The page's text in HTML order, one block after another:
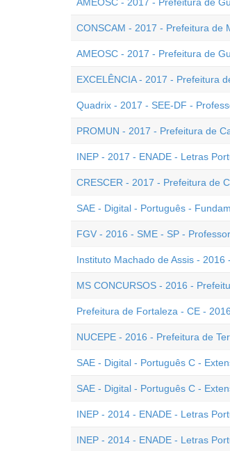
CONSCAM - 2017 - Prefeitura de
AMEOSC - 2017 - Prefeitura de
EXCELÊNCIA - 2017 - Prefeitura
Quadrix - 2017 - SEE-DF -
PROMUN - 2017 - Prefeitura de
INEP - 2017 - ENADE - Letras
CRESCER - 2017 - Prefeitura de
SAE - Digital - Português -
FGV - 2016 - SME - SP -
Instituto Machado de Assis -
MS CONCURSOS - 2016 -
Prefeitura de Fortaleza - CE -
NUCEPE - 2016 - Prefeitura de
SAE - Digital - Português C -
SAE - Digital - Português C -
INEP - 2014 - ENADE - Letras
INEP - 2014 - ENADE - Letras